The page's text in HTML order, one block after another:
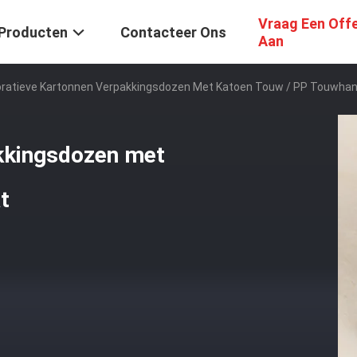
Contacteer Ons
Vraag Een
Aan
Kartonnen Verpakkingsdozen Met Katoen Touw / PP
met